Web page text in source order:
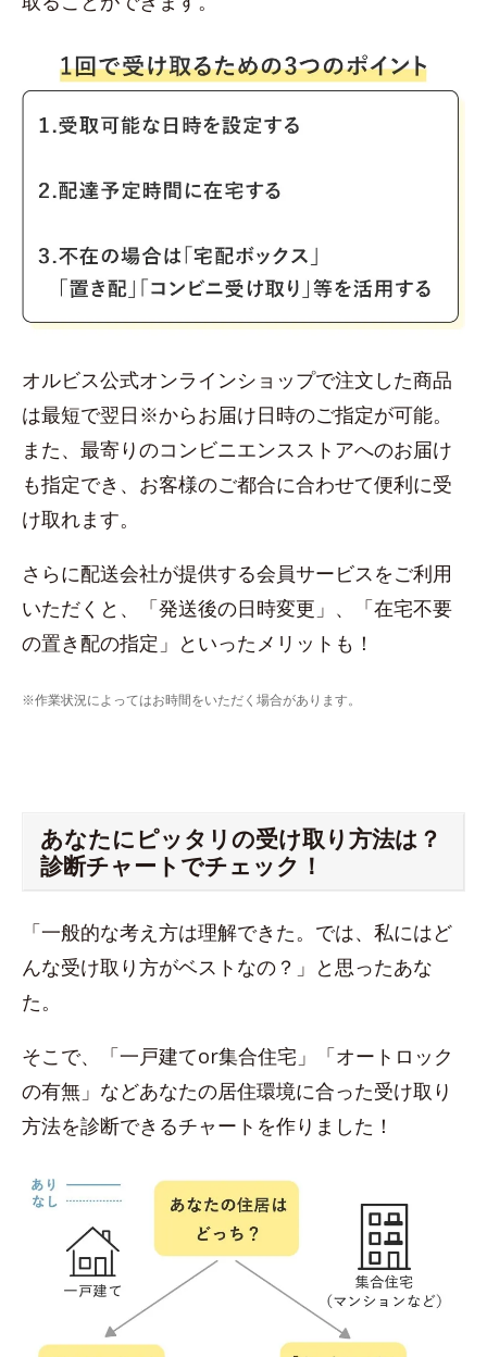
オルビス公式オンラインショップで注文した商品
は最短で翌日※からお届け日時のご指定が可能。
また、最寄りのコンビニエンスストアへのお届け
も指定でき、お客様のご都合に合わせて便利に受
け取れます。
さらに配送会社が提供する会員サービスをご利用
いただくと、「発送後の日時変更」、「在宅不要
の置き配の指定」といったメリットも！
※作業状況によってはお時間をいただく場合があります。
あなたにピッタリの受け取り方法は？
診断チャートでチェック！
「一般的な考え方は理解できた。では、私にはど
んな受け取り方がベストなの？」と思ったあな
た。
そこで、「一戸建てor集合住宅」「オートロック
の有無」などあなたの居住環境に合った受け取り
方法を診断できるチャートを作りました！